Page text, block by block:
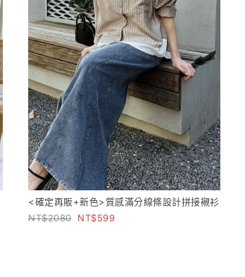
<確定再販+新色>質感滿分線條設計拼接襯衫
2080
599